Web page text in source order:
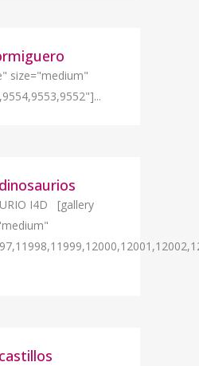
size="medium"
I4D [gallery